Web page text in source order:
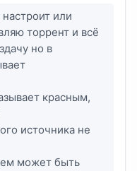
или
торрент и всё
но в
красным,
источника не
может быть